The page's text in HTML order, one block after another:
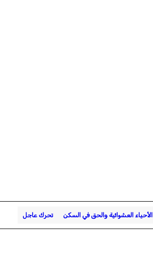
الأحياء العشوائية والحق في السكن تحرك عاجل